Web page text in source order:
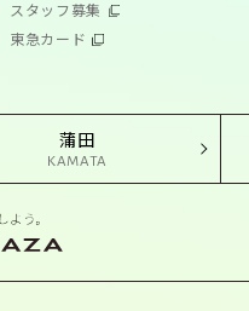
スタッフ募集
東急カード
蒲田
KAMATA